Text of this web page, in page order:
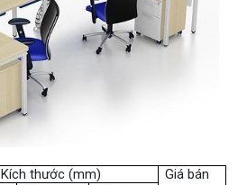
Kích thước (mm)
Giá bán